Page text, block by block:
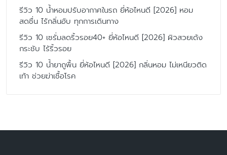
รีวิว 10 น้ำหอมปรับอากาศในรถ ยี่ห้อไหนดี [2026] หอม
สดชื่น ไร้กลิ่นอับ ทุกการเดินทาง
รีวิว 10 เซรั่มลดริ้วรอย40+ ยี่ห้อไหนดี [2026] ผิวสวยเด้ง
กระชับ ไร้ริ้วรอย
รีวิว 10 น้ำยาถูพื้น ยี่ห้อไหนดี [2026] กลิ่นหอม ไม่เหนียวติด
เท้า ช่วยฆ่าเชื้อโรค